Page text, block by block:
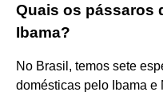
Quais os pássaros
Ibama?
No Brasil, temos sete
domésticas pelo Ibama e